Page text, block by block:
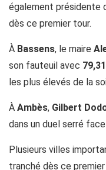
également présidente
dès ce premier tour.
À Bassens, le maire
son fauteuil avec
les plus élevés de la
À Ambès, Gilbert
dans un duel serré
Plusieurs villes
tranché dès ce